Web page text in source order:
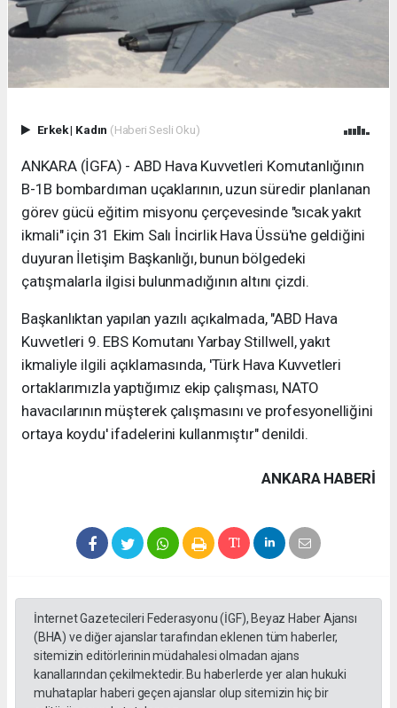
Erkek| Kadın (Haberi Sesli Oku)
ANKARA (İGFA) - ABD Hava Kuvvetleri Komutanlığının
B-1B bombardıman uçaklarının, uzun süredir planlanan
görev gücü eğitim misyonu çerçevesinde "sıcak yakıt
ikmali" için 31 Ekim Salı İncirlik Hava Üssü'ne geldiğini
duyuran İletişim Başkanlığı, bunun bölgedeki
çatışmalarla ilgisi bulunmadığının altını çizdi.
Başkanlıktan yapılan yazılı açıkalmada, "ABD Hava
Kuvvetleri 9. EBS Komutanı Yarbay Stillwell, yakıt
ikmaliyle ilgili açıklamasında, 'Türk Hava Kuvvetleri
ortaklarımızla yaptığımız ekip çalışması, NATO
havacılarının müşterek çalışmasını ve profesyonelliğini
ortaya koydu' ifadelerini kullanmıştır" denildi.
ANKARA HABERİ
İnternet Gazetecileri Federasyonu (İGF), Beyaz Haber Ajansı
(BHA) ve diğer ajanslar tarafından eklenen tüm haberler,
sitemizin editörlerinin müdahalesi olmadan ajans
kanallarından çekilmektedir. Bu haberlerde yer alan hukuki
muhataplar haberi geçen ajanslar olup sitemizin hiç bir